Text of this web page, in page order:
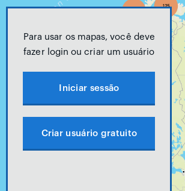
Para usar os mapas, você deve
fazer login ou criar um usuário
Iniciar sessão
Criar usuário gratuito